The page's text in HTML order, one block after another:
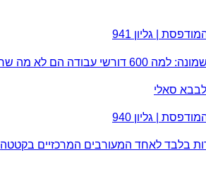
| גליון 941
הם לא מה שחשבתם?
סאלי
| גליון 940
בלבד לאחד המעורבים המרכזיים בקטטה